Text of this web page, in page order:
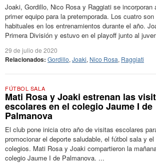
Joaki, Gordillo, Nico Rosa y Raggiati se incorporan
primer equipo para la pretemporada. Los cuatro son
habituales en los entrenamientos durante el año.
Primera División y estuvo en el playoff junto al
29 de julio de 2020
Relacionados: Gordillo, Joaki, Nico Rosa, Raggiati
FÚTBOL SALA
Mati Rosa y Joaki estrenan las
escolares en el colegio Jaume I de
Palmanova
El club pone inicia otro año de visitas escolares
promocionar el deporte saludable, el fútbol sala y
colegios. Mati Rosa y Joaki compartieron la
colegio Jaume I de Palmanova. ...